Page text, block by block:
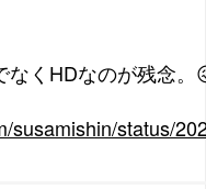
なくHDなのが残念
susamishin/status/